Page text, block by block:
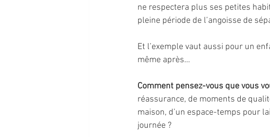
ne respectera plus ses petites
pleine période de l’angoisse de
Et l’exemple vaut aussi pour un
même après…
Comment pensez-vous que vous
réassurance, de moments de
maison, d’un espace-temps pour
journée ?